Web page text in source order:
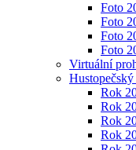
Foto
Foto
Foto
Foto
Virtuální
Rok
Rok
Rok
Rok